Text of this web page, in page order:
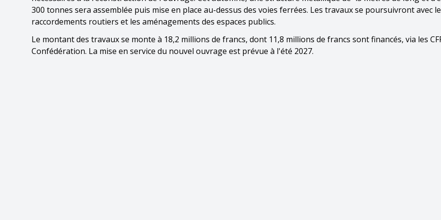
300 tonnes sera assemblée puis mise en place au-dessus des voies ferrées. Les travaux se poursuivront avec
raccordements routiers et les aménagements des espaces publics.
Le montant des travaux se monte à 18,2 millions de francs, dont 11,8 millions de francs sont financés, via les
Confédération. La mise en service du nouvel ouvrage est prévue à l'été 2027.